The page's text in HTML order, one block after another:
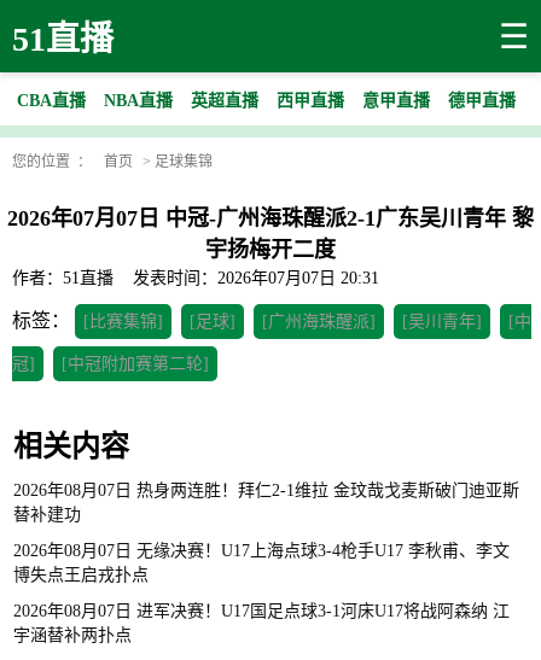
51直播 ☰
CBA直播 NBA直播 英超直播 西甲直播 意甲直播 德甲直播
您的位置 ： 首页 > 足球集锦
2026年07月07日 中冠-广州海珠醒派2-1广东吴川青年 黎
宇扬梅开二度
作者：51直播 发表时间：2026年07月07日 20:31
标签： [比赛集锦] [足球] [广州海珠醒派] [吴川青年] [中
冠] [中冠附加赛第二轮]
相关内容
2026年08月07日 热身两连胜！拜仁2-1维拉 金玟哉戈麦斯破门迪亚斯
替补建功
2026年08月07日 无缘决赛！U17上海点球3-4枪手U17 李秋甫、李文
博失点王启戎扑点
2026年08月07日 进军决赛！U17国足点球3-1河床U17将战阿森纳 江
宇涵替补两扑点